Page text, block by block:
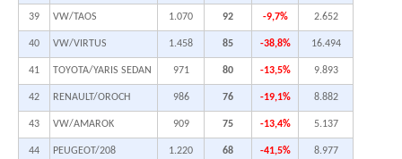
39 VW/TAOS 1.070 92 -9,7% 2.652
40 VW/VIRTUS 1.458 85 -38,8% 16.494
41 TOYOTA/YARIS SEDAN 971 80 -13,5% 9.893
42 RENAULT/OROCH 986 76 -19,1% 8.882
43 VW/AMAROK 909 75 -13,4% 5.137
44 PEUGEOT/208 1.220 68 -41,5% 8.977